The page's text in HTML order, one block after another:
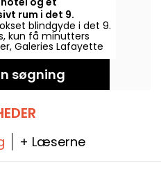
rum i det 9.
blindgyde i det 9.
kun få minutters
Galeries Lafayette
gemmer sig en
kunsten at
Le Cardinal Paris
søgning
+ Læserne